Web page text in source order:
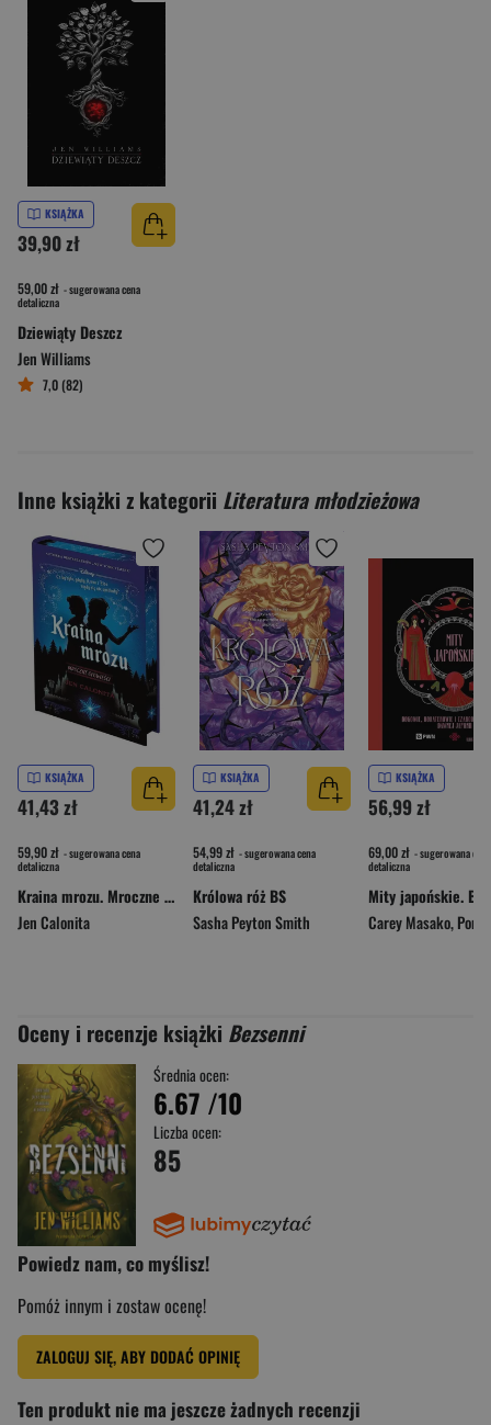
KSIĄŻKA
39,90 zł
59,00 zł - sugerowana cena
detaliczna
Dziewiąty Deszcz
Jen Williams
7,0 (82)
Inne książki z kategorii Literatura młodzieżowa
KSIĄŻKA
41,43 zł
59,90 zł - sugerowana cena
detaliczna
Kraina mrozu. Mroczne opowieści (ilustrowane brzegi)
Jen Calonita
KSIĄŻKA
41,24 zł
54,99 zł - sugerowana cena
detaliczna
Królowa róż BS
Sasha Peyton Smith
KSIĄŻKA
56,99 zł
69,00 zł - sugerowana cena
detaliczna
Carey Masako,
Oceny i recenzje książki Bezsenni
Średnia ocen:
6.67 /10
Liczba ocen:
85
Powiedz nam, co myślisz!
Pomóż innym i zostaw ocenę!
ZALOGUJ SIĘ, ABY DODAĆ OPINIĘ
Ten produkt nie ma jeszcze żadnych recenzji